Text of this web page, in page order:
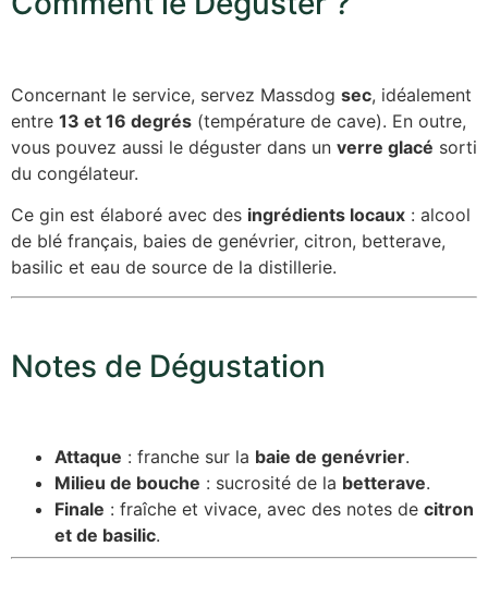
Concernant le service, servez Massdog sec, idéalement
entre 13 et 16 degrés (température de cave). En outre,
vous pouvez aussi le déguster dans un verre glacé sorti
du congélateur.
Ce gin est élaboré avec des ingrédients locaux : alcool
de blé français, baies de genévrier, citron, betterave,
basilic et eau de source de la distillerie.
Notes de Dégustation
Attaque : franche sur la baie de genévrier.
Milieu de bouche : sucrosité de la betterave.
Finale : fraîche et vivace, avec des notes de citron
et de basilic.